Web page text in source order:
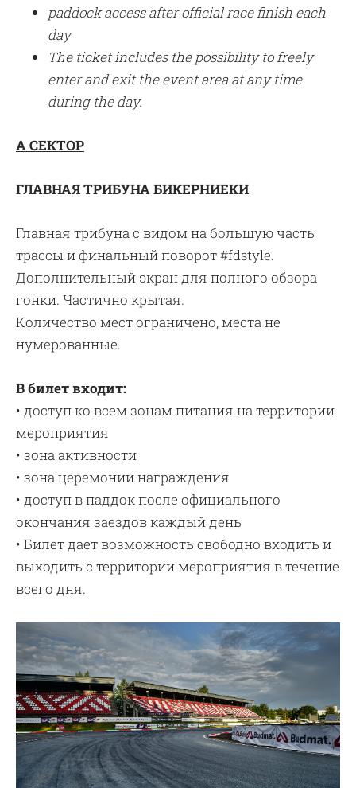
paddock access after official race finish each
day
The ticket includes the possibility to freely
enter and exit the event area at any time
during the day.
А СЕКТОР
ГЛАВНАЯ ТРИБУНА БИКЕРНИЕКИ
Главная трибуна с видом на большую часть
трассы и финальный поворот #fdstyle.
Дополнительный экран для полного обзора
гонки. Частично крытая.
Количество мест ограничено, места не
нумерованные.
В билет входит:
• доступ ко всем зонам питания на территории
мероприятия
• зона активности
• зона церемонии награждения
• доступ в паддок после официального
окончания заездов каждый день
• Билет дает возможность свободно входить и
выходить с территории мероприятия в течение
всего дня.